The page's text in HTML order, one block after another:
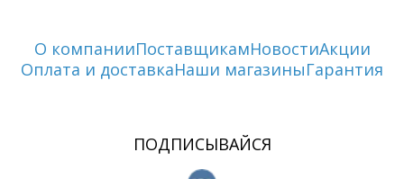
О компанииПоставщикамНовостиАкции
Оплата и доставкаНаши магазиныГарантия
ПОДПИСЫВАЙСЯ